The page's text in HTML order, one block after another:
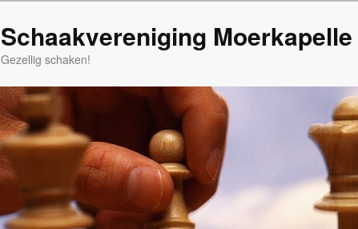
Schaakvereniging Moerkapelle
Gezellig schaken!